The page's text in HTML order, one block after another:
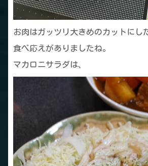
お肉はガッツリ大きめのカットにし
食べ応えがありましたね。
マカロニサラダは、